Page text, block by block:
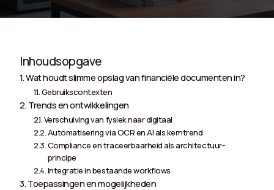
Inhoudsopgave
Wat houdt slimme opslag van financiële documenten in?
Gebruikscontexten
Trends en ontwikkelingen
Verschuiving van fysiek naar digitaal
Automatisering via OCR en AI als kerntrend
Compliance en traceerbaarheid als architectuur-
principe
Integratie in bestaande workflows
Toepassingen en mogelijkheden